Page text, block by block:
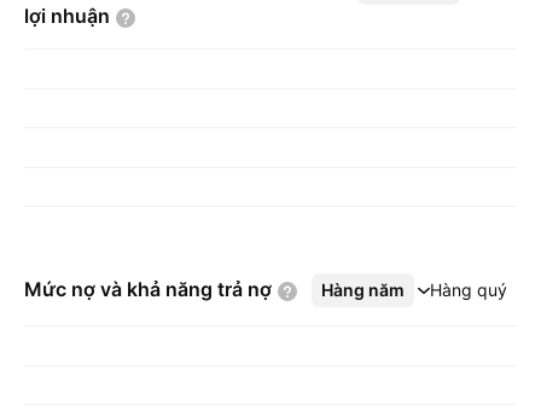
lợi nhuận
Mức nợ và khả năng trả nợ Hàng năm Hàng quý
Xem thêm